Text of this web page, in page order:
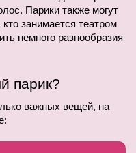
Парики также могут
занимается театром
немного разнообразия
парик?
важных вещей, на